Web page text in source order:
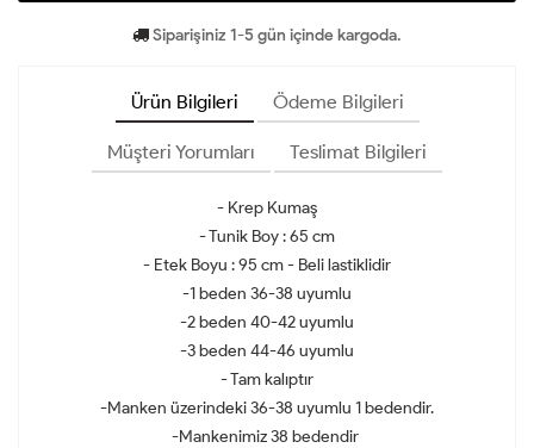
Siparişiniz 1-5 gün içinde kargoda.
Ürün Bilgileri Ödeme Bilgileri
Müşteri Yorumları Teslimat Bilgileri
- Krep Kumaş
- Tunik Boy : 65 cm
- Etek Boyu : 95 cm - Beli lastiklidir
-1 beden 36-38 uyumlu
-2 beden 40-42 uyumlu
-3 beden 44-46 uyumlu
- Tam kalıptır
-Manken üzerindeki 36-38 uyumlu 1 bedendir.
-Mankenimiz 38 bedendir